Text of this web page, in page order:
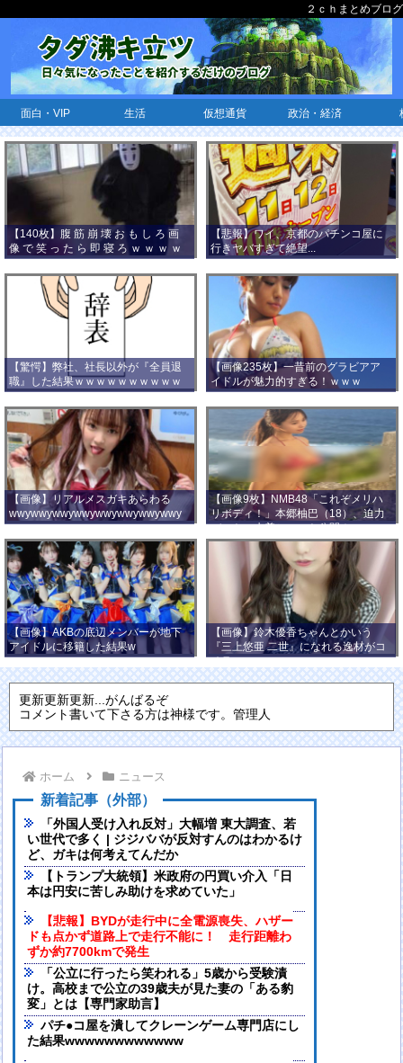
２ｃｈまとめブログ
面白・VIP 生活 仮想通貨 政治・経済
【140枚】腹 筋 崩 壊 お も し ろ 画
像 で 笑 っ た ら 即 寝 ろ ｗ ｗ ｗ ｗ
ｗ ｗ ｗ ｗ ｗ ｗ ｗ ｗ
【悲報】ワイ、京都のパチンコ屋に
行きヤバすぎて絶望...
【驚愕】弊社、社長以外が『全員退
職』した結果ｗｗｗｗｗｗｗｗｗｗ
ｗｗｗ
【画像235枚】一昔前のグラビアア
イドルが魅力的すぎる！ｗｗｗ
【画像】リアルメスガキあらわる
wwywwywwywwywwywwywwywwy
wwy
【画像9枚】NMB48「これぞメリハ
リボディ！」本郷柚巴（18）、迫力
バストの水着ショット公開！
【画像】AKBの底辺メンバーが地下
アイドルに移籍した結果w
【画像】鈴木優香ちゃんとかいう
『三上悠亜 二世』になれる逸材がコ
チラ
更新更新更新...がんばるぞ
コメント書いて下さる方は神様です。管理人
ホーム ニュース
新着記事（外部）
「外国人受け入れ反対」大幅増 東大調査、若
い世代で多く | ジジババが反対すんのはわかるけ
ど、ガキは何考えてんだか
【トランプ大統領】米政府の円買い介入「日
本は円安に苦しみ助けを求めていた」
【悲報】BYDが走行中に全電源喪失、ハザー
ドも点かず道路上で走行不能に！ 走行距離わ
ずか約7700kmで発生
「公立に行ったら笑われる」5歳から受験漬
け。高校まで公立の39歳夫が見た妻の「ある豹
変」とは【専門家助言】
パチ●コ屋を潰してクレーンゲーム専門店にし
た結果wwwwwwwwwwww